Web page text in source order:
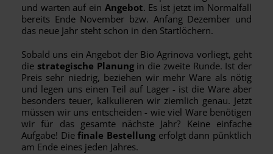
und warten auf ein Angebot. Es ist jetzt im Normalfall
bereits Ende November bzw. Anfang Dezember und
das neue Jahr steht schon in den Startlöchern.
Sobald uns ein Angebot der Bio Agrinova vorliegt, geht
die strategische Planungin die zweite Runde. Ist der
Preis sehr niedrig, beziehen wir mehr Ware als nötig
und legen uns einen Teil auf Lager - ist die Ware aber
besonders teuer, kalkulieren wir ziemlich genau. Jetzt
müssen wir uns entscheiden - wie viel Ware benötigen
wir für das gesamte nächste Jahr? Keine einfache
Aufgabe! Diefinale Bestellung erfolgt dann pünktlich
am Ende eines jeden Jahres.